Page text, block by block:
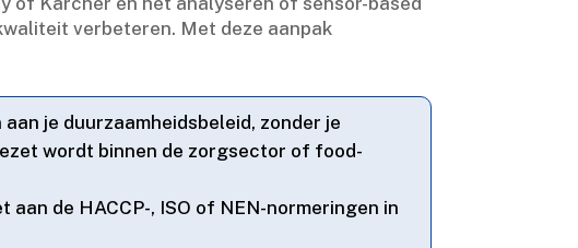
verbeteren.​ Met deze aanpak
je duurzaamheidsbeleid, zonder je
wordt binnen de zorgsector of food-
de HACCP-, ISO of NEN-normeringen in